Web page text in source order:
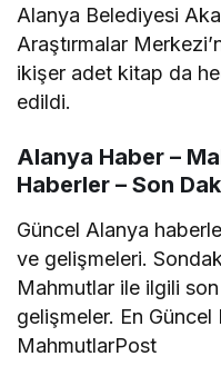
Alanya Belediyesi
Araştırmalar
ikişer adet kitap da
edildi.
Alanya Haber –
Haberler – Son
Güncel Alanya
ve gelişmeleri.
Mahmutlar ile ilgili
gelişmeler. En
MahmutlarPost